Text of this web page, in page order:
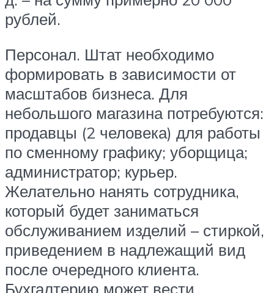
рублей.
Персонал. Штат необходимо
формировать в зависимости от
масштабов бизнеса. Для
небольшого магазина потребуются:
продавцы (2 человека) для работы
по сменному графику; уборщица;
администратор; курьер.
Желательно нанять сотрудника,
который будет заниматься
обслуживанием изделий – стиркой,
приведением в надлежащий вид
после очередного клиента.
Бухгалтерию может вести